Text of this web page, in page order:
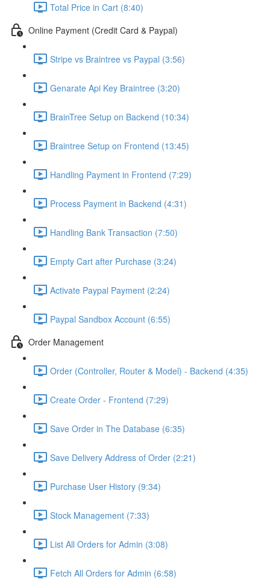
Total Price in Cart (8:40)
Online Payment (Credit Card & Paypal)
Stripe vs Braintree vs Paypal (3:56)
Genarate Api Key Braintree (3:20)
BrainTree Setup on Backend (10:34)
Braintree Setup on Frontend (13:45)
Handling Payment in Frontend (7:29)
Process Payment in Backend (4:31)
Handling Bank Transaction (7:50)
Empty Cart after Purchase (3:24)
Activate Paypal Payment (2:24)
Paypal Sandbox Account (6:55)
Order Management
Order (Controller, Router & Model) - Backend (4:35)
Create Order - Frontend (7:29)
Save Order in The Database (6:35)
Save Delivery Address of Order (2:21)
Purchase User History (9:34)
Stock Management (7:33)
List All Orders for Admin (3:08)
Fetch All Orders for Admin (6:58)